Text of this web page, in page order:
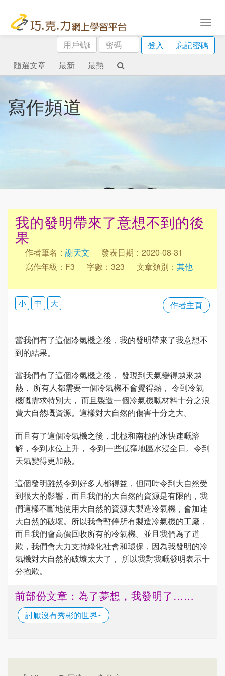
用
戶
號
碼
密
碼
登入
忘記密碼
隨選文章
最新 最熱
寫作頻道
我的發明帶來了意想不到的後
果
作者筆名： 謝天文
發表日期：2020-08-31
寫作年級：F3
字數：323 文章類別： 其他
作者主頁
小 中 大
當我們有了這個冷氣機之後，我的發明帶來了我意想不
到的結果。
當我們有了這個冷氣機之後， 發現到天氣變得越來越
熱， 所有人都需要一個冷氣機不會覺得熱， 令到冷氣
機嘅需求特別大， 而且製造一個冷氣機嘅材料十分之浪
費大自然嘅資源。這樣對大自然的傷害十分之大。
而且有了這個冷氣機之後，北極和南極的冰快速嘅溶
解，令到水位上升， 令到一些低窪地區水浸全日。令到
天氣變得更加熱。
這個發明雖然令到好多人都得益，但同時令到大自然受
到很大的影響，而且我們的大自然的資源是有限的，我
們這樣不斷地使用大自然的資源去製造冷氣機，會加速
大自然的破壞。所以我會暫停所有製造冷氣機的工廠，
而且我們會高價回收所有的冷氣機。並且我們為了道
歉，我們會大力支持綠化社會和環保，因為我發明的冷
氣機對大自然的破壞太大了， 所以我對我嘅發明表示十
分抱歉。
前部份文章：為了夢想，我發明了……
討厭沒有秀彬的世界~